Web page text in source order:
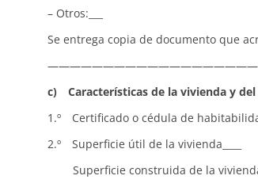
– Otros:___
Se entrega copia de documento que
c) Características de la vivienda y
1.º Certificado o cédula de
2.º Superficie útil de la vivienda____
Superficie construida de la